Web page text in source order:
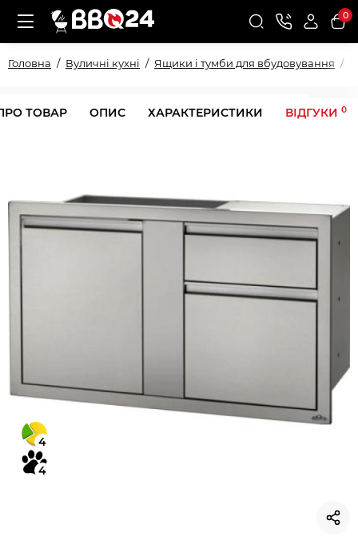
0
Головна Вуличні кухні Ящики і тумби для вбудовування
ТОВАР ОПИС ХАРАКТЕРИСТИКИ ВІДГУКИ 0
4
4